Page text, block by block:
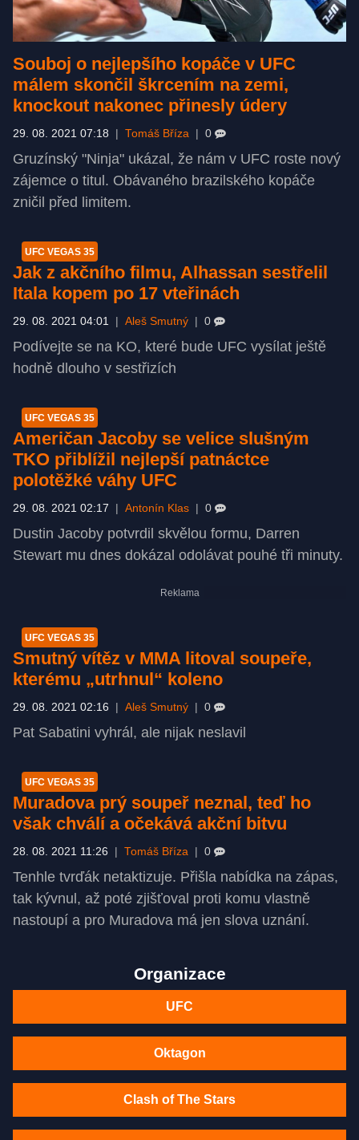
Souboj o nejlepšího kopáče v UFC
málem skončil škrcením na zemi,
knockout nakonec přinesly údery
29. 08. 2021 07:18 | Tomáš Bříza | 0
Gruzínský "Ninja" ukázal, že nám v UFC roste nový
zájemce o titul. Obávaného brazilského kopáče
zničil před limitem.
UFC VEGAS 35
Jak z akčního filmu, Alhassan sestřelil
Itala kopem po 17 vteřinách
29. 08. 2021 04:01 | Aleš Smutný | 0
Podívejte se na KO, které bude UFC vysílat ještě
hodně dlouho v sestřizích
UFC VEGAS 35
Američan Jacoby se velice slušným
TKO přiblížil nejlepší patnáctce
polotěžké váhy UFC
29. 08. 2021 02:17 | Antonín Klas | 0
Dustin Jacoby potvrdil skvělou formu, Darren
Stewart mu dnes dokázal odolávat pouhé tři minuty.
UFC VEGAS 35
Smutný vítěz v MMA litoval soupeře,
kterému „utrhnul“ koleno
29. 08. 2021 02:16 | Aleš Smutný | 0
Pat Sabatini vyhrál, ale nijak neslavil
UFC VEGAS 35
Muradova prý soupeř neznal, teď ho
však chválí a očekává akční bitvu
28. 08. 2021 11:26 | Tomáš Bříza | 0
Tenhle tvrďák netaktizuje. Přišla nabídka na zápas,
tak kývnul, až poté zjišťoval proti komu vlastně
nastoupí a pro Muradova má jen slova uznání.
Organizace
UFC
Oktagon
Clash of The Stars